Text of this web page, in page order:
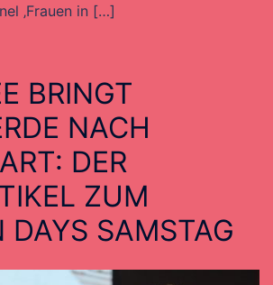
‚Frauen in […]
BRINGT
NACH
DER
ZUM
DAYS SAMSTAG